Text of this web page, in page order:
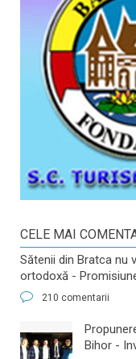
CELE MAI
Sătenii din Bratca nu
ortodoxă -
210 comentarii
Bihor -